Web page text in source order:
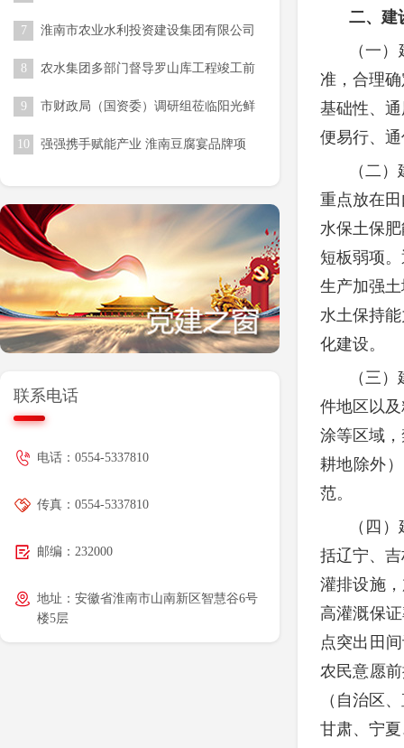
交结果公告
7
淮南市农业水利投资建设集团有限公司
次）成交结果公告
8
农水集团多部门督导罗山库工程竣工前
9
市财政局（国资委）调研组莅临阳光鲜
量发展
10
强强携手赋能产业 淮南豆腐宴品牌项
联系电话
电话：0554-5337810
传真：0554-5337810
邮编：232000
地址：安徽省淮南市山南新区智慧谷6号
楼5层
二、建
（一
准，合理
基础性、
便易行、
（二
重点放在
水保土保
短板弱项
生产加强
水土保持
化建设。
（三
件地区以
涂等区域
耕地除外
范。
（四
括辽宁、
灌排设施
高灌溉保
点突出田
农民意愿
（自治区
甘肃、宁